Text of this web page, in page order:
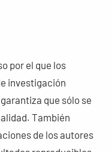
por el que los
investigación
que sólo se
También
de los autores